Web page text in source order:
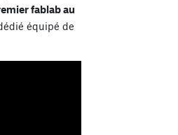
fablab au
équipé de